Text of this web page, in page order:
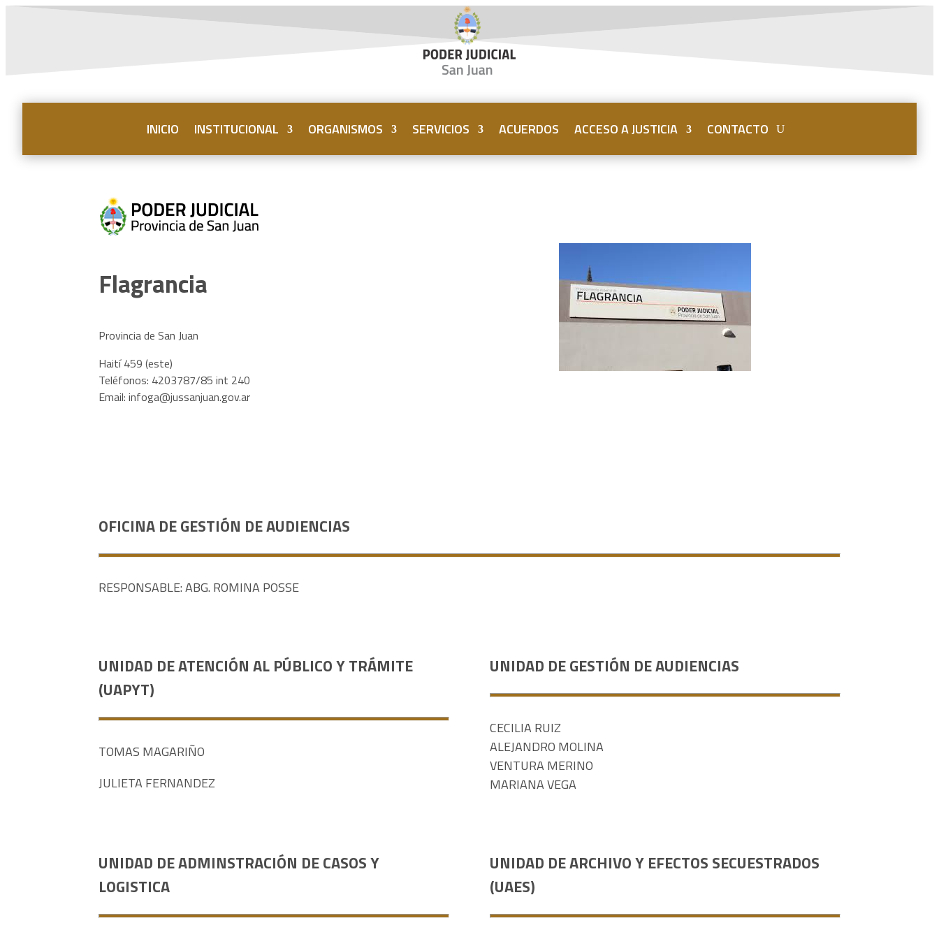
INICIO INSTITUCIONAL ORGANISMOS SERVICIOS ACUERDOS ACCESO A JUSTICIA CONTACTO
Flagrancia
Provincia de San Juan
Haití 459 (este)
Teléfonos: 4203787/85 int 240
Email: infoga@jussanjuan.gov.ar
OFICINA DE GESTIÓN DE AUDIENCIAS
RESPONSABLE: ABG. ROMINA POSSE
UNIDAD DE ATENCIÓN AL PÚBLICO Y TRÁMITE
(UAPYT)
TOMAS MAGARIÑO
JULIETA FERNANDEZ
UNIDAD DE GESTIÓN DE AUDIENCIAS
CECILIA RUIZ
ALEJANDRO MOLINA
VENTURA MERINO
MARIANA VEGA
UNIDAD DE ADMINSTRACIÓN DE CASOS Y
LOGISTICA
UNIDAD DE ARCHIVO Y EFECTOS SECUESTRADOS
(UAES)